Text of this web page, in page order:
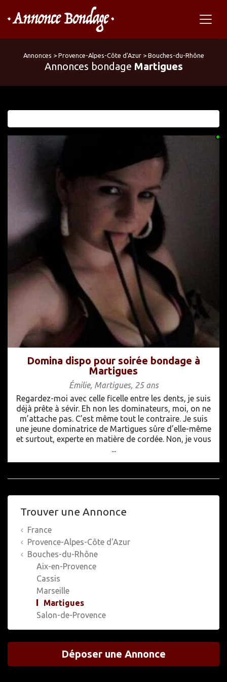
Annonces > Provence-Alpes-Côte d'Azur> Bouches-du-Rhône
Annonces bondage Martigues
Domina dispo pour soirée bondage à
Martigues
Émilie, Martigues, 25 ans
Regardez-moi avec celle ficelle entre les dents, je suis
déjà prête à sévir. Eh non les dominateurs, moi, on ne
m’attache pas. C’est même tout le contraire. Je suis
une jeune dominatrice de Martigues sûre d’elle-même
et surtout, experte en matière de cordée. Non, je vous
...
Trouver une Annonce
France
Provence-Alpes-Côte d'Azur
Bouches-du-Rhône
Aix-en-Provence
Cassis
Marseille
Martigues
Salon-de-Provence
Déposer une Annonce